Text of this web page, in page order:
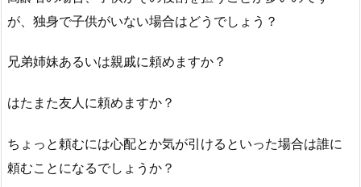
が、独身で子供がいない場合はどうでしょう？
兄弟姉妹あるいは親戚に頼めますか？
はたまた友人に頼めますか？
ちょっと頼むには心配とか気が引けるといった場合は誰に
頼むことになるでしょうか？